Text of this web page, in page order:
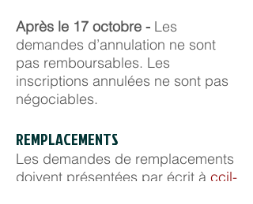
Après le 17 octobre - Les
demandes d’annulation ne sont
pas remboursables. Les
inscriptions annulées ne sont pas
négociables.
REMPLACEMENTS
Les demandes de remplacements
doivent présentées par écrit à ccil-